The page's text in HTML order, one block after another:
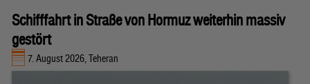
Schifffahrt in Straße von Hormuz weiterhin massiv
gestört
7. August 2026, Teheran